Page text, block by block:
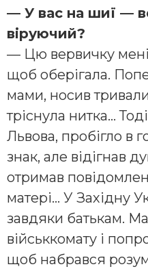
— У вас на шиї —
віруючий?
— Цю вервичку мені
щоб оберігала.
мами, носив
тріснула нитка…
Львова, пробігло в
знак, але відігнав
отримав
матері… У Західну
завдяки батькам.
військкомату і
щоб набрався